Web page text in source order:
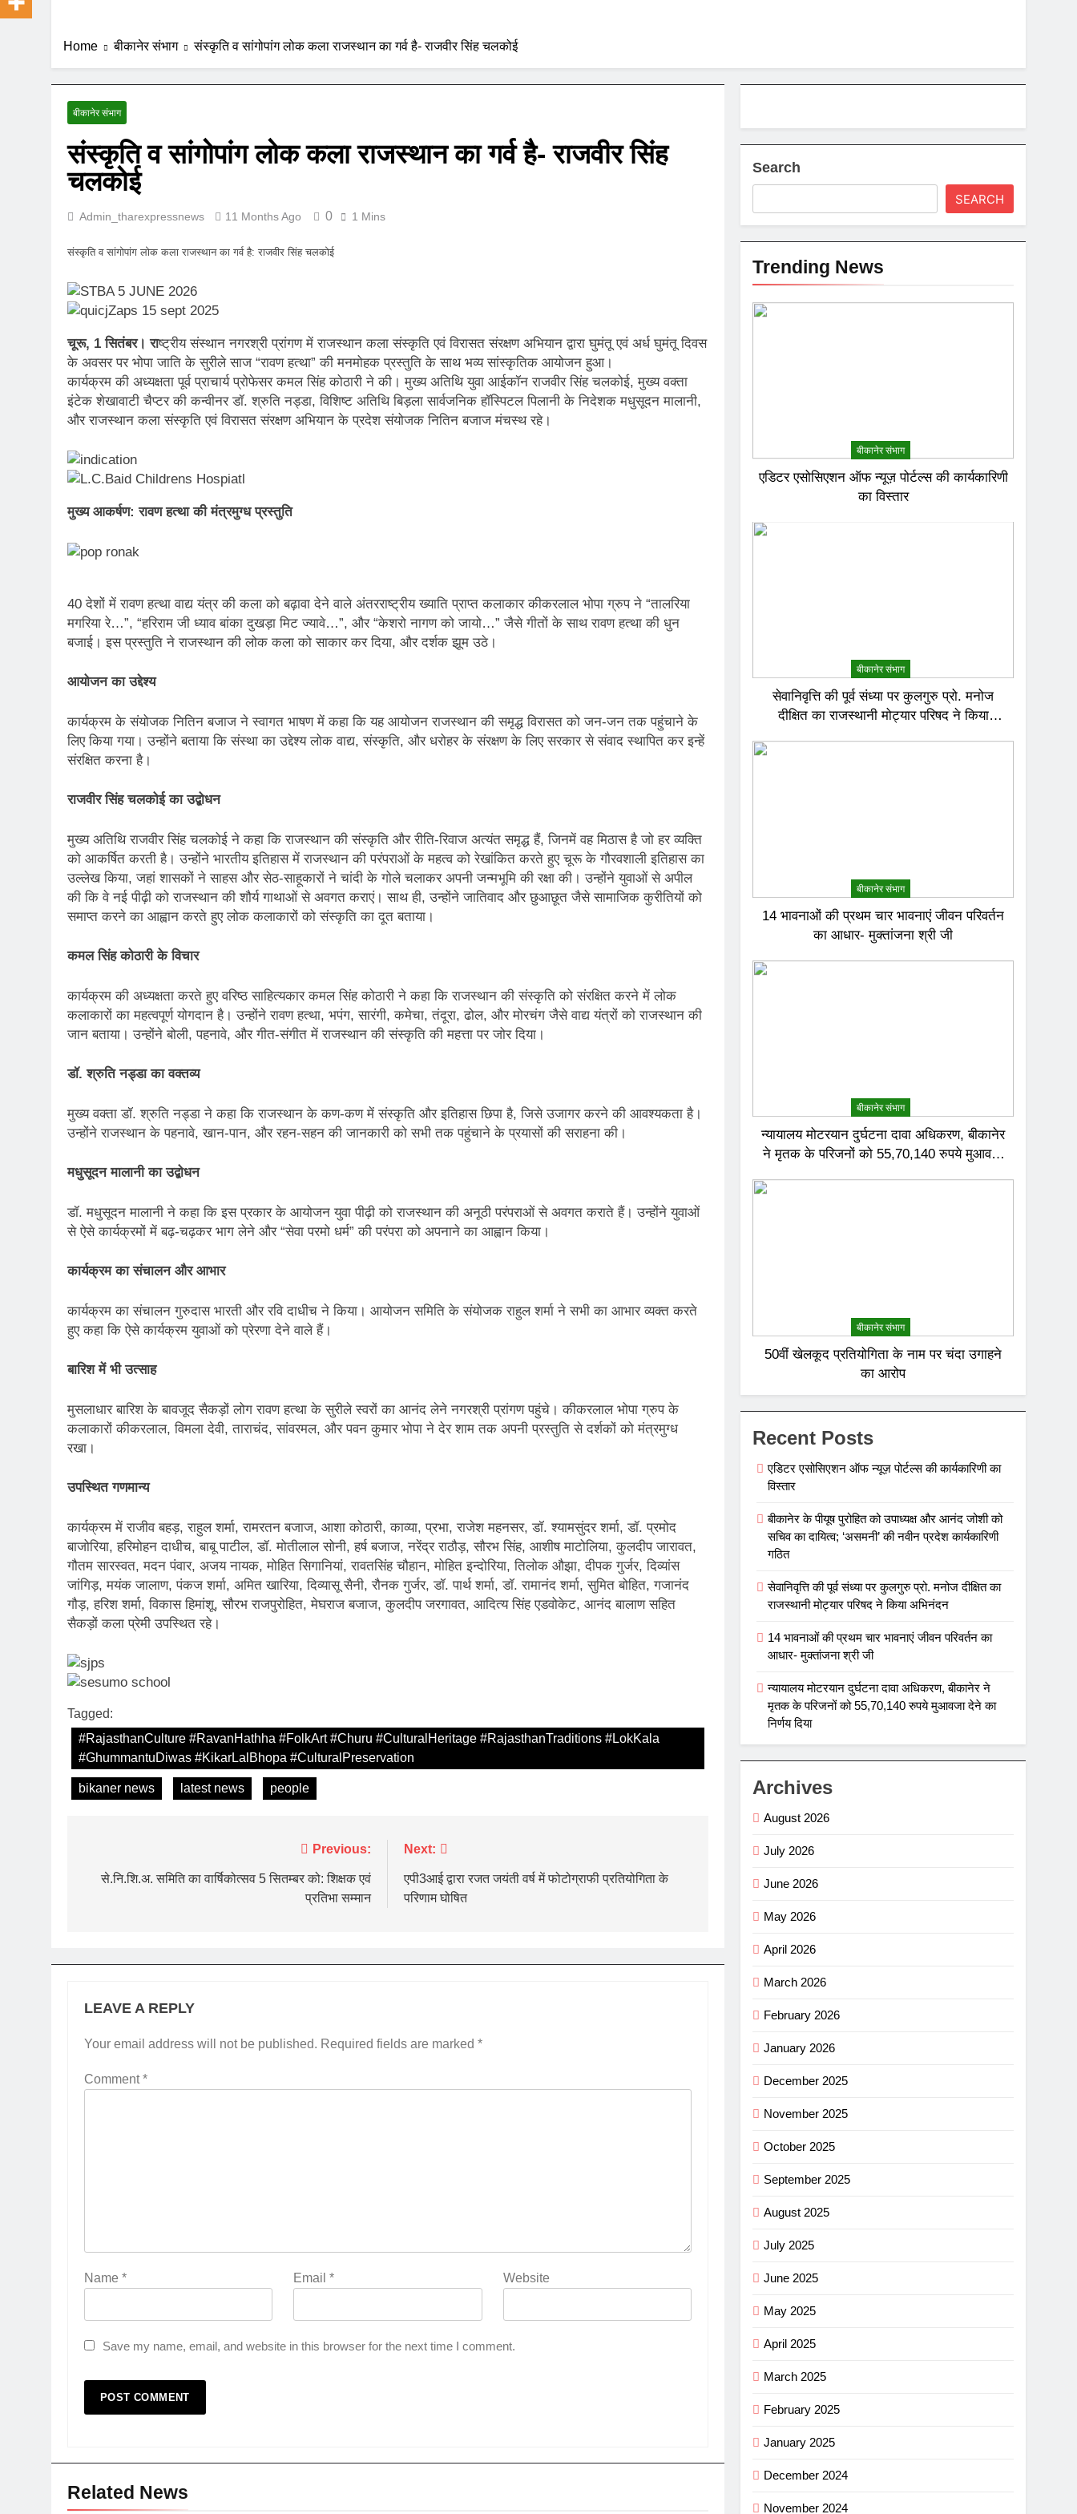
Home बीकानेर संभाग संस्कृति व सांगोपांग लोक कला राजस्थान का गर्व है- राजवीर सिंह चलकोई
बीकानेर संभाग
संस्कृति व सांगोपांग लोक कला राजस्थान का गर्व है- राजवीर सिंह
चलकोई
Admin_tharexpressnews 11 Months Ago 0 1 Mins
संस्कृति व सांगोपांग लोक कला राजस्थान का गर्व है: राजवीर सिंह चलकोई
चूरू, 1 सितंबर। राष्ट्रीय संस्थान नगरश्री प्रांगण में राजस्थान कला संस्कृति एवं विरासत संरक्षण अभियान द्वारा घुमंतू एवं अर्ध घुमंतू दिवस
के अवसर पर भोपा जाति के सुरीले साज “रावण हत्था” की मनमोहक प्रस्तुति के साथ भव्य सांस्कृतिक आयोजन हुआ।
कार्यक्रम की अध्यक्षता पूर्व प्राचार्य प्रोफेसर कमल सिंह कोठारी ने की। मुख्य अतिथि युवा आईकॉन राजवीर सिंह चलकोई, मुख्य वक्ता
इंटेक शेखावाटी चैप्टर की कन्वीनर डॉ. श्रुति नड्डा, विशिष्ट अतिथि बिड़ला सार्वजनिक हॉस्पिटल पिलानी के निदेशक मधुसूदन मालानी,
और राजस्थान कला संस्कृति एवं विरासत संरक्षण अभियान के प्रदेश संयोजक नितिन बजाज मंचस्थ रहे।
मुख्य आकर्षण: रावण हत्था की मंत्रमुग्ध प्रस्तुति
40 देशों में रावण हत्था वाद्य यंत्र की कला को बढ़ावा देने वाले अंतरराष्ट्रीय ख्याति प्राप्त कलाकार कीकरलाल भोपा ग्रुप ने “तालरिया
मगरिया रे…”, “हरिराम जी ध्याव बांका दुखड़ा मिट ज्यावे…”, और “केशरो नागण को जायो…” जैसे गीतों के साथ रावण हत्था की धुन
बजाई। इस प्रस्तुति ने राजस्थान की लोक कला को साकार कर दिया, और दर्शक झूम उठे।
आयोजन का उद्देश्य
कार्यक्रम के संयोजक नितिन बजाज ने स्वागत भाषण में कहा कि यह आयोजन राजस्थान की समृद्ध विरासत को जन-जन तक पहुंचाने के
लिए किया गया। उन्होंने बताया कि संस्था का उद्देश्य लोक वाद्य, संस्कृति, और धरोहर के संरक्षण के लिए सरकार से संवाद स्थापित कर इन्हें
संरक्षित करना है।
राजवीर सिंह चलकोई का उद्बोधन
मुख्य अतिथि राजवीर सिंह चलकोई ने कहा कि राजस्थान की संस्कृति और रीति-रिवाज अत्यंत समृद्ध हैं, जिनमें वह मिठास है जो हर व्यक्ति
को आकर्षित करती है। उन्होंने भारतीय इतिहास में राजस्थान की परंपराओं के महत्व को रेखांकित करते हुए चूरू के गौरवशाली इतिहास का
उल्लेख किया, जहां शासकों ने साहस और सेठ-साहूकारों ने चांदी के गोले चलाकर अपनी जन्मभूमि की रक्षा की। उन्होंने युवाओं से अपील
की कि वे नई पीढ़ी को राजस्थान की शौर्य गाथाओं से अवगत कराएं। साथ ही, उन्होंने जातिवाद और छुआछूत जैसे सामाजिक कुरीतियों को
समाप्त करने का आह्वान करते हुए लोक कलाकारों को संस्कृति का दूत बताया।
कमल सिंह कोठारी के विचार
कार्यक्रम की अध्यक्षता करते हुए वरिष्ठ साहित्यकार कमल सिंह कोठारी ने कहा कि राजस्थान की संस्कृति को संरक्षित करने में लोक
कलाकारों का महत्वपूर्ण योगदान है। उन्होंने रावण हत्था, भपंग, सारंगी, कमेचा, तंदूरा, ढोल, और मोरचंग जैसे वाद्य यंत्रों को राजस्थान की
जान बताया। उन्होंने बोली, पहनावे, और गीत-संगीत में राजस्थान की संस्कृति की महत्ता पर जोर दिया।
डॉ. श्रुति नड्डा का वक्तव्य
मुख्य वक्ता डॉ. श्रुति नड्डा ने कहा कि राजस्थान के कण-कण में संस्कृति और इतिहास छिपा है, जिसे उजागर करने की आवश्यकता है।
उन्होंने राजस्थान के पहनावे, खान-पान, और रहन-सहन की जानकारी को सभी तक पहुंचाने के प्रयासों की सराहना की।
मधुसूदन मालानी का उद्बोधन
डॉ. मधुसूदन मालानी ने कहा कि इस प्रकार के आयोजन युवा पीढ़ी को राजस्थान की अनूठी परंपराओं से अवगत कराते हैं। उन्होंने युवाओं
से ऐसे कार्यक्रमों में बढ़-चढ़कर भाग लेने और “सेवा परमो धर्म” की परंपरा को अपनाने का आह्वान किया।
कार्यक्रम का संचालन और आभार
कार्यक्रम का संचालन गुरुदास भारती और रवि दाधीच ने किया। आयोजन समिति के संयोजक राहुल शर्मा ने सभी का आभार व्यक्त करते
हुए कहा कि ऐसे कार्यक्रम युवाओं को प्रेरणा देने वाले हैं।
बारिश में भी उत्साह
मुसलाधार बारिश के बावजूद सैकड़ों लोग रावण हत्था के सुरीले स्वरों का आनंद लेने नगरश्री प्रांगण पहुंचे। कीकरलाल भोपा ग्रुप के
कलाकारों कीकरलाल, विमला देवी, ताराचंद, सांवरमल, और पवन कुमार भोपा ने देर शाम तक अपनी प्रस्तुति से दर्शकों को मंत्रमुग्ध
रखा।
उपस्थित गणमान्य
कार्यक्रम में राजीव बहड़, राहुल शर्मा, रामरतन बजाज, आशा कोठारी, काव्या, प्रभा, राजेश महनसर, डॉ. श्यामसुंदर शर्मा, डॉ. प्रमोद
बाजोरिया, हरिमोहन दाधीच, बाबू पाटील, डॉ. मोतीलाल सोनी, हर्ष बजाज, नरेंद्र राठौड़, सौरभ सिंह, आशीष माटोलिया, कुलदीप जारावत,
गौतम सारस्वत, मदन पंवार, अजय नायक, मोहित सिगानियां, रावतसिंह चौहान, मोहित इन्दोरिया, तिलोक औझा, दीपक गुर्जर, दिव्यांस
जांगिड़, मयंक जालाण, पंकज शर्मा, अमित खारिया, दिव्यासू सैनी, रौनक गुर्जर, डॉ. पार्थ शर्मा, डॉ. रामानंद शर्मा, सुमित बोहित, गजानंद
गौड़, हरिश शर्मा, विकास हिमांशू, सौरभ राजपुरोहित, मेघराज बजाज, कुलदीप जरगावत, आदित्य सिंह एडवोकेट, आनंद बालाण सहित
सैकड़ों कला प्रेमी उपस्थित रहे।
Tagged:
#RajasthanCulture #RavanHathha #FolkArt #Churu #CulturalHeritage #RajasthanTraditions #LokKala
#GhummantuDiwas #KikarLalBhopa #CulturalPreservation
bikaner news latest news people
navigation
Previous:
से.नि.शि.अ. समिति का वार्षिकोत्सव 5 सितम्बर को: शिक्षक एवं
प्रतिभा सम्मान
Next:
एपी3आई द्वारा रजत जयंती वर्ष में फोटोग्राफी प्रतियोगिता के
परिणाम घोषित
LEAVE A REPLY
Your email address will not be published. Required fields are marked *
Comment*
Name * Email* Website
Save my name, email, and website in this browser for the next time I comment.
Related News
Search
SEARCH
Trending News
बीकानेर संभाग
एडिटर एसोसिएशन ऑफ न्यूज़ पोर्टल्स की कार्यकारिणी
का विस्तार
बीकानेर संभाग
सेवानिवृत्ति की पूर्व संध्या पर कुलगुरु प्रो. मनोज
दीक्षित का राजस्थानी मोट्यार परिषद ने किया
बीकानेर संभाग
14 भावनाओं की प्रथम चार भावनाएं जीवन परिवर्तन
का आधार- मुक्तांजना श्री जी
बीकानेर संभाग
न्यायालय मोटरयान दुर्घटना दावा अधिकरण, बीकानेर
ने मृतक के परिजनों को 55,70,140 रुपये मुआवजा
बीकानेर संभाग
50वीं खेलकूद प्रतियोगिता के नाम पर चंदा उगाहने
का आरोप
Recent Posts
एडिटर एसोसिएशन ऑफ न्यूज़ पोर्टल्स की कार्यकारिणी का
विस्तार
बीकानेर के पीयूष पुरोहित को उपाध्यक्ष और आनंद जोशी को
सचिव का दायित्व; ‘असमनी’ की नवीन प्रदेश कार्यकारिणी
गठित
सेवानिवृत्ति की पूर्व संध्या पर कुलगुरु प्रो. मनोज दीक्षित का
राजस्थानी मोट्यार परिषद ने किया अभिनंदन
14 भावनाओं की प्रथम चार भावनाएं जीवन परिवर्तन का
आधार- मुक्तांजना श्री जी
न्यायालय मोटरयान दुर्घटना दावा अधिकरण, बीकानेर ने
मृतक के परिजनों को 55,70,140 रुपये मुआवजा देने का
निर्णय दिया
Archives
August 2026
July 2026
June 2026
May 2026
April 2026
March 2026
February 2026
January 2026
December 2025
November 2025
October 2025
September 2025
August 2025
July 2025
June 2025
May 2025
April 2025
March 2025
February 2025
January 2025
December 2024
November 2024